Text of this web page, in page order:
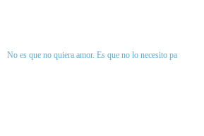
No es que no quiera amor. Es que no lo necesito pa